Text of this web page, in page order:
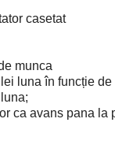
casetat
munca
luna în funcție de
ca avans pana la